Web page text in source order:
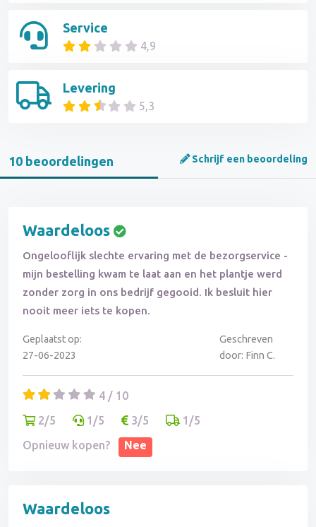
Service
4,9
Levering
5,3
10 beoordelingen Schrijf een beoordeling
Waardeloos
Ongelooflijk slechte ervaring met de bezorgservice -
mijn bestelling kwam te laat aan en het plantje werd
zonder zorg in ons bedrijf gegooid. Ik besluit hier
nooit meer iets te kopen.
Geplaatst op:
27-06-2023
Geschreven
door: Finn C.
4 / 10
2/5
1/5 3/5
1/5
Opnieuw kopen?
Nee
Waardeloos